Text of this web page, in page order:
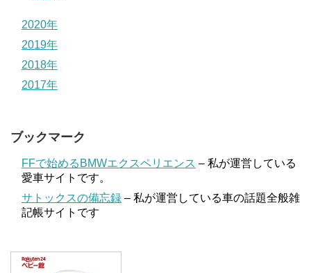
2020年
2019年
2018年
2017年
ブックマーク
FFで始めるBMWエクスペリエンス – 私が運営している
愛車サイトです。
サトックスの備忘録 – 私が運営している車の話題全般雑
記帳サイトです